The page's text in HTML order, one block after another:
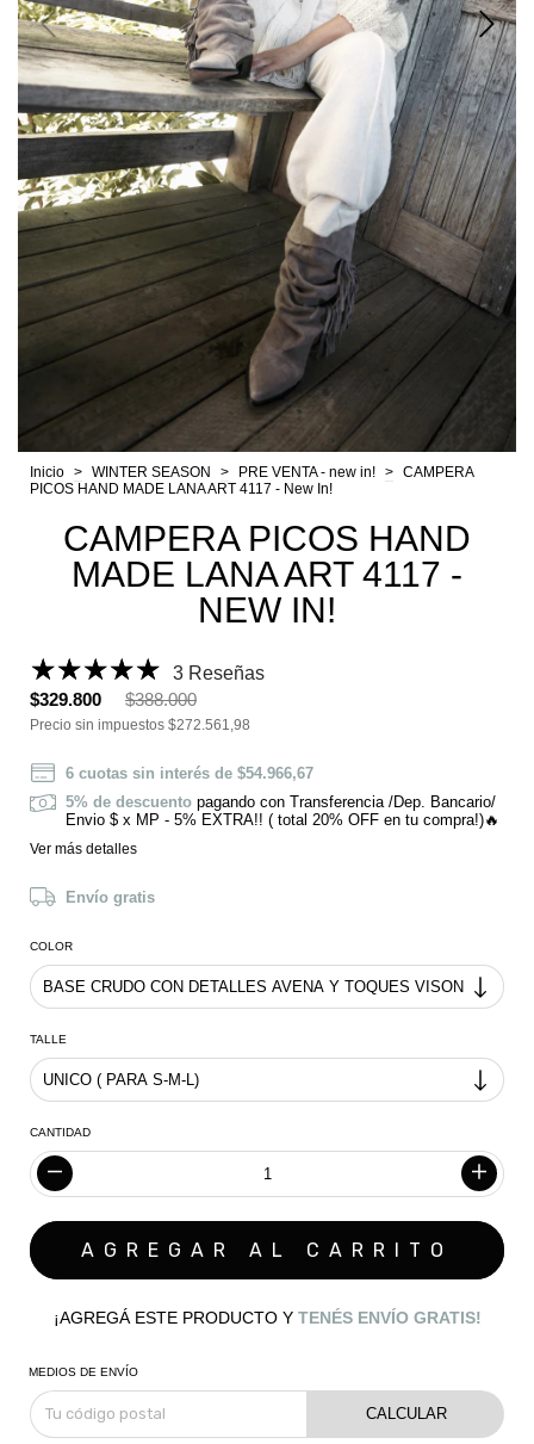
Inicio > WINTER SEASON > PRE VENTA - new in! > CAMPERA
PICOS HAND MADE LANA ART 4117 - New In!
CAMPERA PICOS HAND
MADE LANA ART 4117 -
NEW IN!
3 Reseñas
$329.800
$388.000
Precio sin impuestos $272.561,98
6 cuotas sin interés de $54.966,67
5% de descuentopagando con Transferencia /Dep. Bancario/
Envio $ x MP - 5% EXTRA!! ( total 20% OFF en tu compra!)🔥
Ver más detalles
Envío gratis
COLOR
TALLE
CANTIDAD
¡AGREGÁ ESTE PRODUCTO Y TENÉS ENVÍO GRATIS!
MEDIOS DE ENVÍO
CALCULAR